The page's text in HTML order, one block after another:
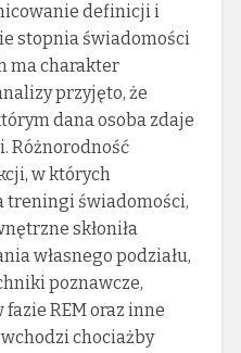
definicji i
stopnia świadomości
ma charakter
przyjęto, że
dana osoba zdaje
Różnorodność
w których
treningi świadomości,
skłoniła
własnego podziału,
poznawcze,
REM oraz inne
chociażby